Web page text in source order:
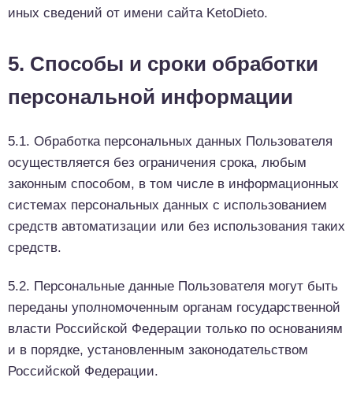
иных сведений от имени сайта KetoDieto.
5. Способы и сроки обработки
персональной информации
5.1. Обработка персональных данных Пользователя
осуществляется без ограничения срока, любым
законным способом, в том числе в информационных
системах персональных данных с использованием
средств автоматизации или без использования таких
средств.
5.2. Персональные данные Пользователя могут быть
переданы уполномоченным органам государственной
власти Российской Федерации только по основаниям
и в порядке, установленным законодательством
Российской Федерации.